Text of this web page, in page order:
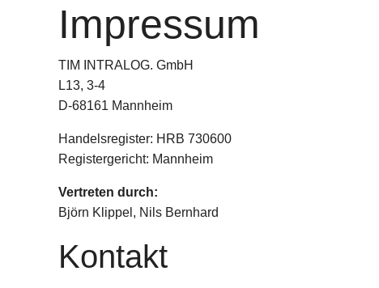
Impressum
TIM INTRALOG. GmbH
L13, 3-4
D-68161 Mannheim
Handelsregister: HRB 730600
Registergericht: Mannheim
Vertreten durch:
Björn Klippel, Nils Bernhard
Kontakt